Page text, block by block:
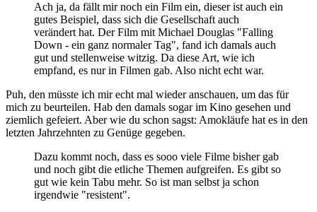
Ach ja, da fällt mir noch ein Film ein, dieser ist auch ein
gutes Beispiel, dass sich die Gesellschaft auch
verändert hat. Der Film mit Michael Douglas "Falling
Down - ein ganz normaler Tag", fand ich damals auch
gut und stellenweise witzig. Da diese Art, wie ich
empfand, es nur in Filmen gab. Also nicht echt war.
Puh, den müsste ich mir echt mal wieder anschauen, um das für
mich zu beurteilen. Hab den damals sogar im Kino gesehen und
ziemlich gefeiert. Aber wie du schon sagst: Amokläufe hat es in den
letzten Jahrzehnten zu Genüge gegeben.
Dazu kommt noch, dass es sooo viele Filme bisher gab
und noch gibt die etliche Themen aufgreifen. Es gibt so
gut wie kein Tabu mehr. So ist man selbst ja schon
irgendwie "resistent".